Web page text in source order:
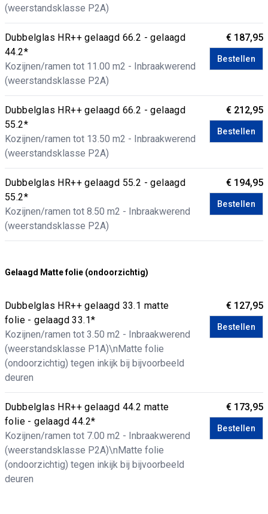
(weerstandsklasse P2A)
Dubbelglas HR++ gelaagd 66.2 - gelaagd
44.2*
Kozijnen/ramen tot 11.00 m2 - Inbraakwerend
(weerstandsklasse P2A)
€ 187,95
Bestellen
Dubbelglas HR++ gelaagd 66.2 - gelaagd
55.2*
Kozijnen/ramen tot 13.50 m2 - Inbraakwerend
(weerstandsklasse P2A)
€ 212,95
Bestellen
Dubbelglas HR++ gelaagd 55.2 - gelaagd
55.2*
Kozijnen/ramen tot 8.50 m2 - Inbraakwerend
(weerstandsklasse P2A)
€ 194,95
Bestellen
Gelaagd Matte folie (ondoorzichtig)
Dubbelglas HR++ gelaagd 33.1 matte
folie - gelaagd 33.1*
Kozijnen/ramen tot 3.50 m2 - Inbraakwerend
(weerstandsklasse P1A)\nMatte folie
(ondoorzichtig) tegen inkijk bij bijvoorbeeld
deuren
€ 127,95
Bestellen
Dubbelglas HR++ gelaagd 44.2 matte
folie - gelaagd 44.2*
Kozijnen/ramen tot 7.00 m2 - Inbraakwerend
(weerstandsklasse P2A)\nMatte folie
(ondoorzichtig) tegen inkijk bij bijvoorbeeld
deuren
€ 173,95
Bestellen